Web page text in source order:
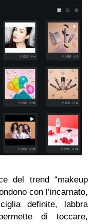
del trend “makeup
con l’incarnato,
definite, labbra
di toccare,